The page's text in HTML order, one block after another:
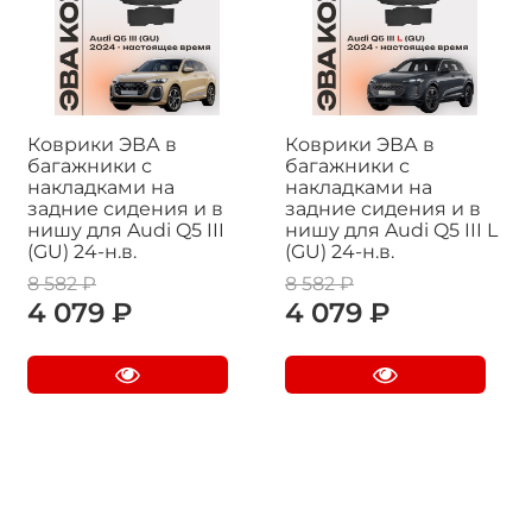
Коврики ЭВА в
багажники с
накладками на
задние сидения и в
нишу для Audi Q5 III
(GU) 24-н.в.
8 582 ₽
4 079 ₽
Коврики ЭВА в
багажники с
накладками на
задние сидения и в
нишу для Audi Q5 III L
(GU) 24-н.в.
8 582 ₽
4 079 ₽